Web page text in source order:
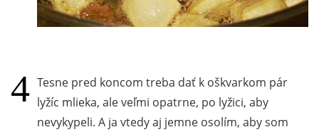
Tesne pred koncom treba dať k oškvarkom pár
lyžíc mlieka, ale veľmi opatrne, po lyžici, aby
nevykypeli. A ja vtedy aj jemne osolím, aby som